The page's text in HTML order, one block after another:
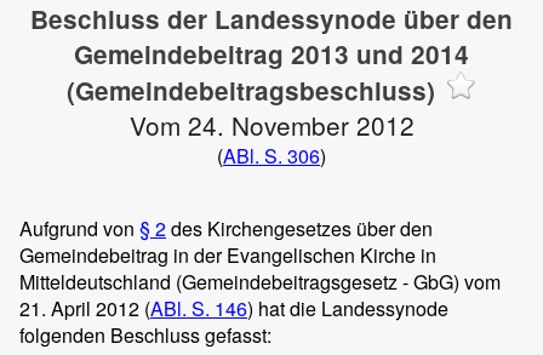
Beschluss der Landessynode über den
Gemeindebeitrag 2013 und 2014
(Gemeindebeitragsbeschluss)
Vom 24. November 2012
(ABl. S. 306)
Aufgrund von § 2des Kirchengesetzes über den
Gemeindebeitrag in der Evangelischen Kirche in
Mitteldeutschland (Gemeindebeitragsgesetz - GbG) vom
21. April 2012 (ABl. S. 146) hat die Landessynode
folgenden Beschluss gefasst: